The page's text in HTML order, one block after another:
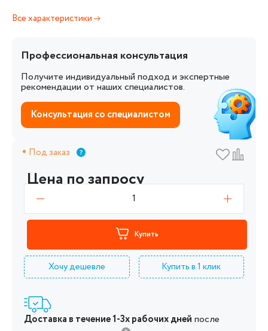
Все характеристики
Профессиональная консультация
Получите индивидуальный подход и экспертные
рекомендации от наших специалистов.
Консультация со специалистом
Под заказ
Цена по запросу
1
Купить
Хочу дешевле Купить в 1 клик
Доставка в течение 1-3х рабочих дней после